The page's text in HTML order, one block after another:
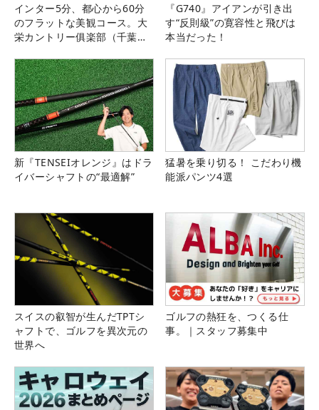
インター5分、都心から60分
のフラットな美観コース。大
栄カントリー俱楽部（千葉
『G740』アイアンが引き出
す“反則級”の寛容性と飛びは
本当だった！
新『TENSEIオレンジ』はドラ
イバーシャフトの“最適解”
猛暑を乗り切る！ こだわり機
能派パンツ4選
スイスの叡智が生んだTPTシ
ャフトで、ゴルフを異次元の
世界へ
ゴルフの熱狂を、つくる仕
事。｜スタッフ募集中